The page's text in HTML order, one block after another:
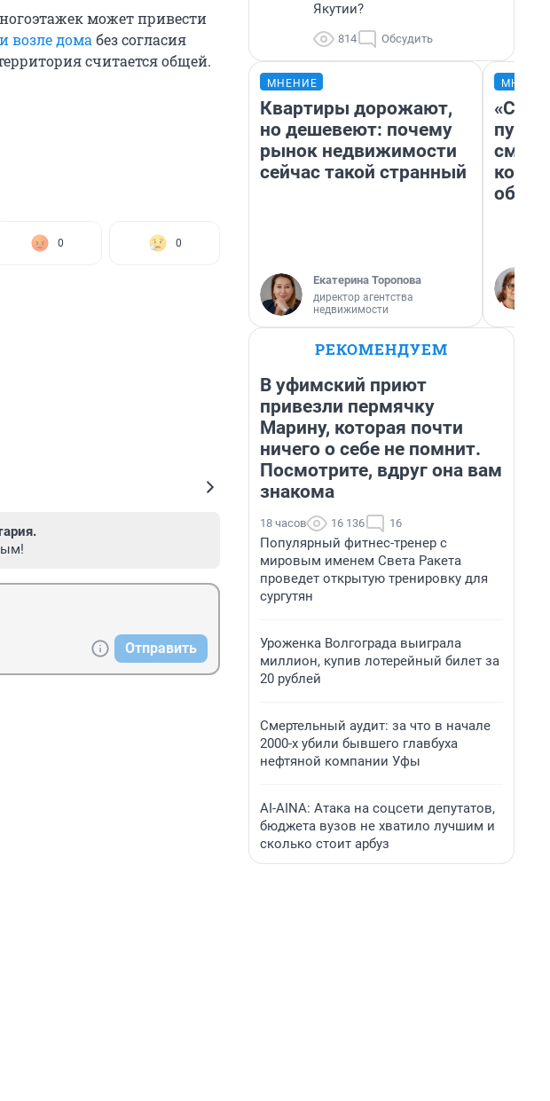
может привести
возле дома без согласия
считается общей.
0 0
Отправить
Якутии?
814 Обсудить
МНЕНИЕ
Квартиры дорожают,
но дешевеют: почему
рынок недвижимости
сейчас такой странный
Екатерина Торопова
директор агентства
недвижимости
РЕКОМЕНДУЕМ
В уфимский приют
привезли пермячку
Марину, которая почти
ничего о себе не помнит.
Посмотрите, вдруг она вам
знакома
18 часов 16 136 16
Популярный фитнес-тренер с
мировым именем Света Ракета
проведет открытую тренировку для
сургутян
Уроженка Волгограда выиграла
миллион, купив лотерейный билет за
20 рублей
Смертельный аудит: за что в начале
2000-х убили бывшего главбуха
нефтяной компании Уфы
AI-AINA: Атака на соцсети депутатов,
бюджета вузов не хватило лучшим и
сколько стоит арбуз